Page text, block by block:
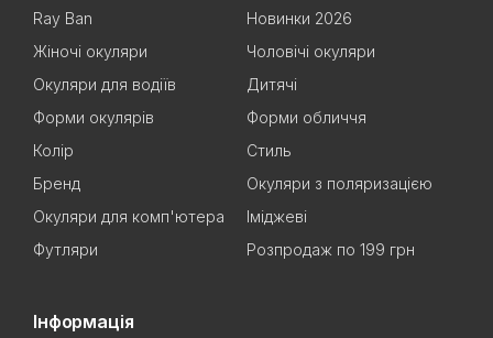
Ray Ban
Новинки 2026
Жіночі окуляри
Чоловічі окуляри
Окуляри для водіїв
Дитячі
Форми окулярів
Форми обличчя
Колір
Стиль
Бренд
Окуляри з поляризацією
Окуляри для комп'ютера
Іміджеві
Футляри
Розпродаж по 199 грн
Інформація